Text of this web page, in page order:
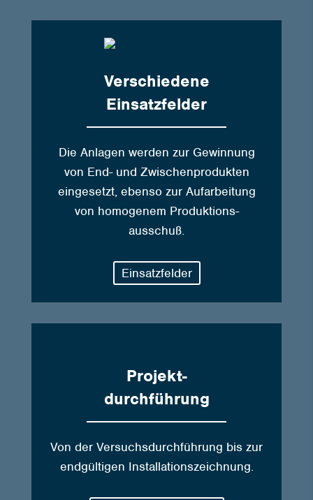
Verschiedene
Einsatzfelder
Die Anlagen werden zur Gewinnung
von End- und Zwischenprodukten
eingesetzt, ebenso zur Aufarbeitung
von homogenem Produktions­
ausschuß.
Einsatzfelder
Projekt-
durchführung
Von der Versuchsdurchführung bis zur
endgültigen Installationszeichnung.